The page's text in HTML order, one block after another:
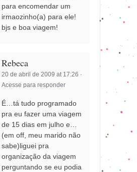
para encomendar um
irmaozinho(a) para ele!
bjs e boa viagem!
Rebeca
20 de abril de 2009 at 17:26 ·
Acesse para responder
É…tá tudo programado
pra eu fazer uma viagem
de 15 dias em julho e…
(em off, meu marido não
sabe)liguei pra
organização da viagem
perguntando se eu podia